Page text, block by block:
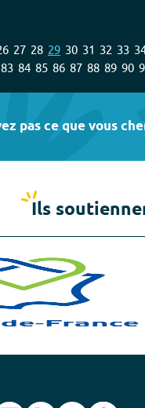
27 28 29 30 31 32 33
83 84 85 86 87 88 89 90
pas ce que vous
Ils